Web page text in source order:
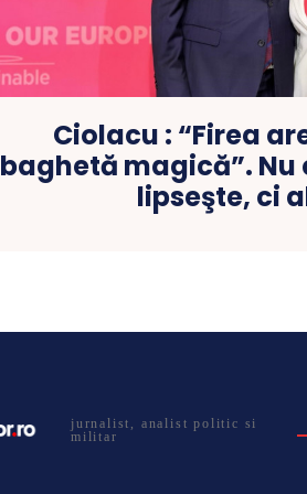
Ciolacu : “Firea
baghetă magică”.
lipseşte, ci
jurnalist, analist politic si
militar